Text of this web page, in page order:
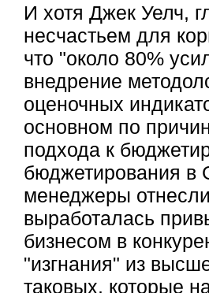
И хотя Джек Уелч,
несчастьем для
что "около 80%
внедрение
оценочных
основном по
подхода к
бюджетирования в
менеджеры
выработалась
бизнесом в
"изгнания" из
таковых, которые